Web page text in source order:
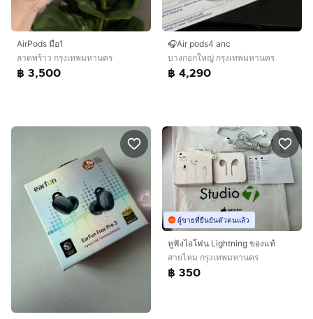
AirPods มือ1
ลาดพร้าว กรุงเทพมหานคร
฿ 3,500
🎧Air pods4 anc
บางกอกใหญ่ กรุงเทพมหานคร
฿ 4,290
ผู้ขายที่ยืนยันตัวตนแล้ว
หูฟังไอโฟน Lightning ของแท้
สายไหม กรุงเทพมหานคร
฿ 350